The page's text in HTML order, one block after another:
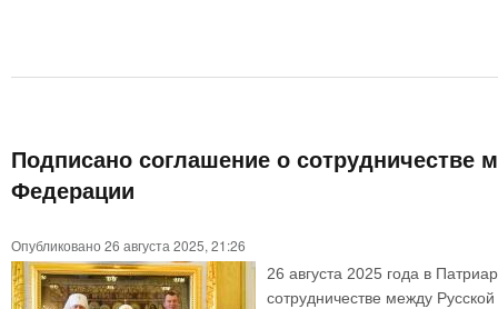
Подписано cоглашение о сотрудничестве
Федерации
Опубликовано 26 августа 2025, 21:26
26 августа 2025 года в
сотрудничестве между